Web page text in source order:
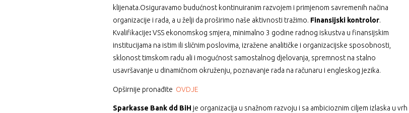
klijenata.Osiguravamo budućnost kontinuiranim razvojem i primjenom savremenih načina
organizacije i rada, a u želji da proširimo naše aktivnosti tražimo. Finansijski kontrolor.
Kvalifikacije: VSS ekonomskog smjera, minimalno 3 godine radnog iskustva u finansijskim
institucijama na istim ili sličnim poslovima, izražene analitičke i organizacijske sposobnosti,
sklonost timskom radu ali i mogućnost samostalnog djelovanja, spremnost na stalno
usavršavanje u dinamičnom okruženju, poznavanje rada na računaru i engleskog jezika.
Opširnije pronađite OVDJE
Sparkasse Bank dd BiH je organizacija u snažnom razvoju i sa ambicioznim ciljem izlaska u vrh